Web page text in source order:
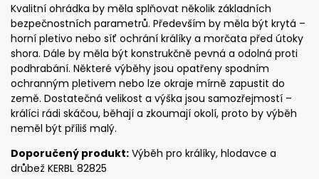
Kvalitní ohrádka by měla splňovat několik základních
bezpečnostních parametrů. Především by měla být krytá –
horní pletivo nebo síť ochrání králíky a morčata před útoky
shora. Dále by měla být konstrukčně pevná a odolná proti
podhrabání. Některé výběhy jsou opatřeny spodním
ochranným pletivem nebo lze okraje mírně zapustit do
země. Dostatečná velikost a výška jsou samozřejmostí –
králíci rádi skáčou, běhají a zkoumají okolí, proto by výběh
neměl být příliš malý.
Doporučený produkt: Výběh pro králíky, hlodavce a
drůbež KERBL 82825